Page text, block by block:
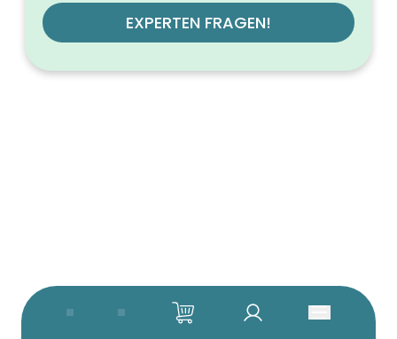
EXPERTEN FRAGEN!